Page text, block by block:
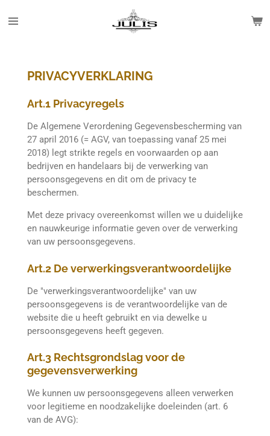
direct
PRIVACYVERKLARING
Art.1 Privacyregels
De Algemene Verordening Gegevensbescherming van
27 april 2016 (= AGV, van toepassing vanaf 25 mei
2018) legt strikte regels en voorwaarden op aan
bedrijven en handelaars bij de verwerking van
persoonsgegevens en dit om de privacy te
beschermen.
Met deze privacy overeenkomst willen we u duidelijke
en nauwkeurige informatie geven over de verwerking
van uw persoonsgegevens.
Art.2 De verwerkingsverantwoordelijke
De "verwerkingsverantwoordelijke" van uw
persoonsgegevens is de verantwoordelijke van de
website die u heeft gebruikt en via dewelke u
persoonsgegevens heeft gegeven.
Art.3 Rechtsgrondslag voor de
gegevensverwerking
We kunnen uw persoonsgegevens alleen verwerken
voor legitieme en noodzakelijke doeleinden (art. 6
van de AVG):